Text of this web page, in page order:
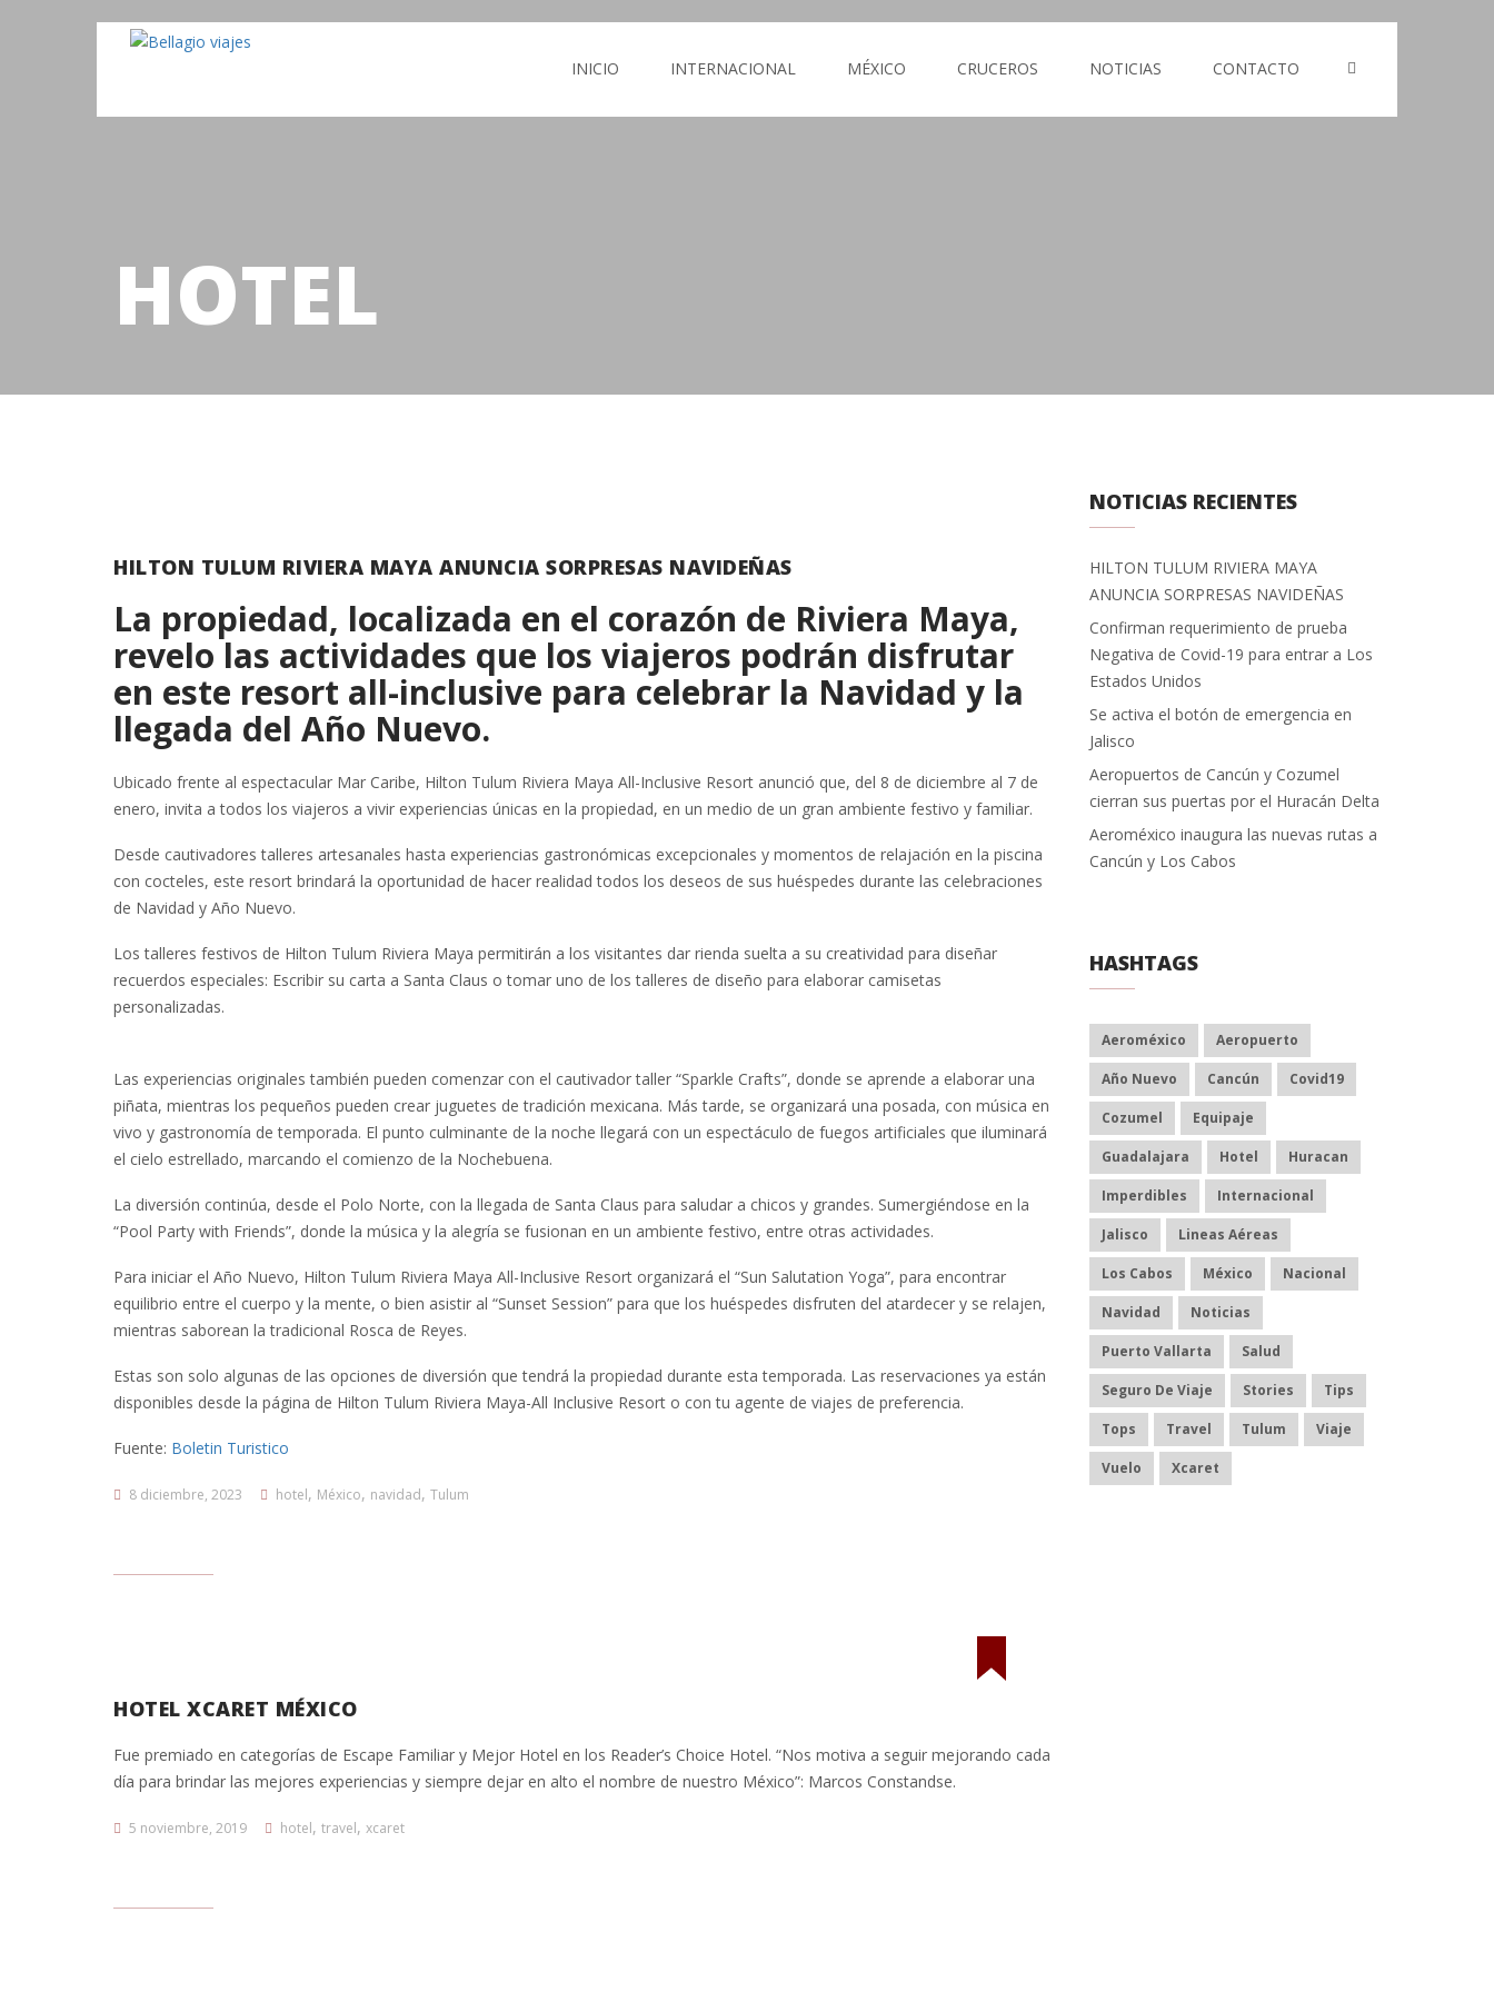
INICIO INTERNACIONAL MÉXICO CRUCEROS NOTICIAS CONTACTO
HOTEL
HILTON TULUM RIVIERA MAYA ANUNCIA SORPRESAS NAVIDEÑAS
La propiedad, localizada en el corazón de Riviera Maya,
revelo las actividades que los viajeros podrán disfrutar
en este resort all-inclusive para celebrar la Navidad y la
llegada del Año Nuevo.
Ubicado frente al espectacular Mar Caribe, Hilton Tulum Riviera Maya All-Inclusive Resort anunció que, del 8 de diciembre al 7 de
enero, invita a todos los viajeros a vivir experiencias únicas en la propiedad, en un medio de un gran ambiente festivo y familiar.
Desde cautivadores talleres artesanales hasta experiencias gastronómicas excepcionales y momentos de relajación en la piscina
con cocteles, este resort brindará la oportunidad de hacer realidad todos los deseos de sus huéspedes durante las celebraciones
de Navidad y Año Nuevo.
Los talleres festivos de Hilton Tulum Riviera Maya permitirán a los visitantes dar rienda suelta a su creatividad para diseñar
recuerdos especiales: Escribir su carta a Santa Claus o tomar uno de los talleres de diseño para elaborar camisetas
personalizadas.
Las experiencias originales también pueden comenzar con el cautivador taller “Sparkle Crafts”, donde se aprende a elaborar una
piñata, mientras los pequeños pueden crear juguetes de tradición mexicana. Más tarde, se organizará una posada, con música en
vivo y gastronomía de temporada. El punto culminante de la noche llegará con un espectáculo de fuegos artificiales que iluminará
el cielo estrellado, marcando el comienzo de la Nochebuena.
La diversión continúa, desde el Polo Norte, con la llegada de Santa Claus para saludar a chicos y grandes. Sumergiéndose en la
“Pool Party with Friends”, donde la música y la alegría se fusionan en un ambiente festivo, entre otras actividades.
Para iniciar el Año Nuevo, Hilton Tulum Riviera Maya All-Inclusive Resort organizará el “Sun Salutation Yoga”, para encontrar
equilibrio entre el cuerpo y la mente, o bien asistir al “Sunset Session” para que los huéspedes disfruten del atardecer y se relajen,
mientras saborean la tradicional Rosca de Reyes.
Estas son solo algunas de las opciones de diversión que tendrá la propiedad durante esta temporada. Las reservaciones ya están
disponibles desde la página de Hilton Tulum Riviera Maya-All Inclusive Resort o con tu agente de viajes de preferencia.
Fuente: Boletin Turistico
8 diciembre, 2023 hotel, México, navidad, Tulum
HOTEL XCARET MÉXICO
Fue premiado en categorías de Escape Familiar y Mejor Hotel en los Reader’s Choice Hotel. “Nos motiva a seguir mejorando cada
día para brindar las mejores experiencias y siempre dejar en alto el nombre de nuestro México”: Marcos Constandse.
5 noviembre, 2019 hotel, travel, xcaret
NOTICIAS RECIENTES
HILTON TULUM RIVIERA MAYA
ANUNCIA SORPRESAS NAVIDEÑAS
Confirman requerimiento de prueba
Negativa de Covid-19 para entrar a Los
Estados Unidos
Se activa el botón de emergencia en
Jalisco
Aeropuertos de Cancún y Cozumel
cierran sus puertas por el Huracán Delta
Aeroméxico inaugura las nuevas rutas a
Cancún y Los Cabos
HASHTAGS
Aeroméxico Aeropuerto
Año Nuevo Cancún Covid19
Cozumel Equipaje
Guadalajara Hotel Huracan
Imperdibles Internacional
Jalisco Lineas Aéreas
Los Cabos México Nacional
Navidad Noticias
Puerto Vallarta Salud
Seguro De Viaje Stories Tips
Tops Travel Tulum Viaje
Vuelo Xcaret